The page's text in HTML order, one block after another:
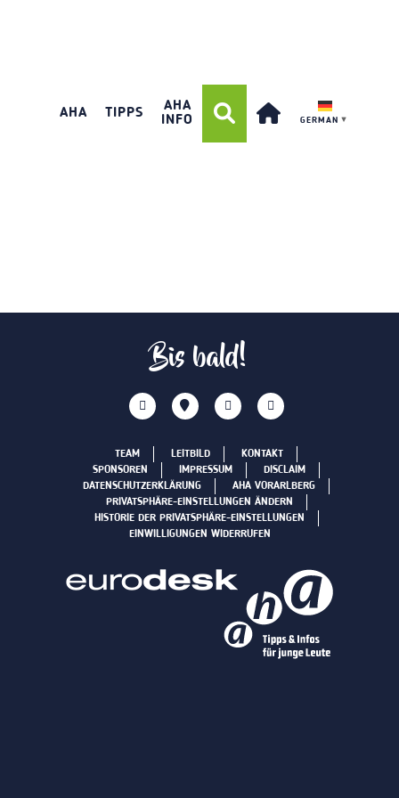
AHA TIPPS
AHA
INFO
GERMAN ▼
Bis bald!
TEAM LEITBILD
KONTAKT
SPONSOREN
IMPRESSUM
DISCLAIM
DATENSCHUTZERKLÄRUNG
AHA VORARLBERG
PRIVATSPHÄRE-EINSTELLUNGEN ÄNDERN
HISTORIE DER PRIVATSPHÄRE-EINSTELLUNGEN
EINWILLIGUNGEN WIDERRUFEN